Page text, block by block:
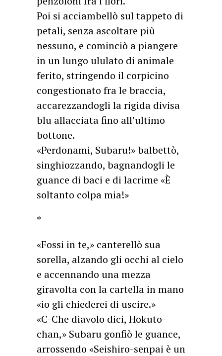
Poi si acciambellò sul tappeto di
petali, senza ascoltare più
nessuno, e cominciò a piangere
in un lungo ululato di animale
ferito, stringendo il corpicino
congestionato fra le braccia,
accarezzandogli la rigida divisa
blu allacciata fino all’ultimo
bottone.
«Perdonami, Subaru!» balbettò,
singhiozzando, bagnandogli le
guance di baci e di lacrime «È
soltanto colpa mia!»
*
«Fossi in te,» canterellò sua
sorella, alzando gli occhi al cielo
e accennando una mezza
giravolta con la cartella in mano
«io gli chiederei di uscire.»
«C-Che diavolo dici, Hokuto-
chan,» Subaru gonfiò le guance,
arrossendo «Seishiro-senpai è un